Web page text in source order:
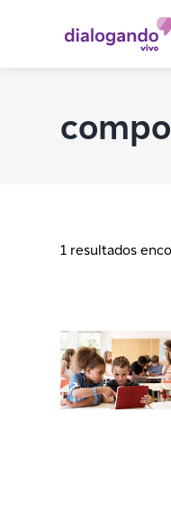
1 resultados